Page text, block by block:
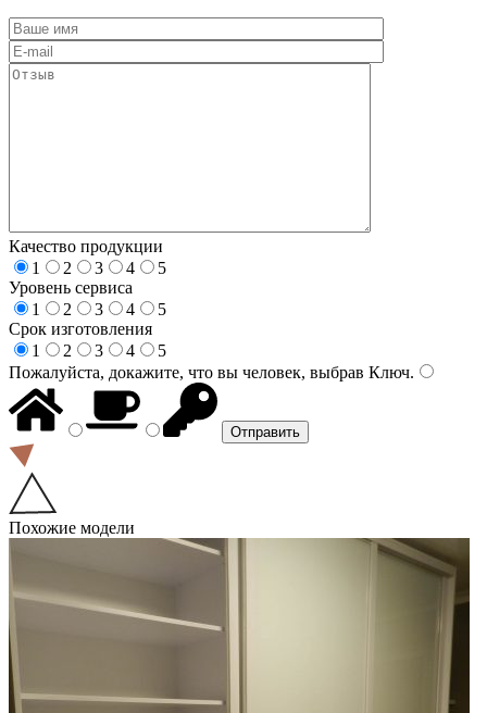
Качество продукции
1
2 3 4
5
Уровень сервиса
1
2 3 4
5
Срок изготовления
1
2 3 4
5
Пожалуйста, докажите, что вы человек, выбрав Ключ.
Похожие модели